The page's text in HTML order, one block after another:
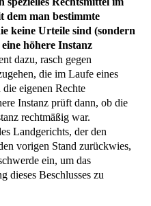
dem man bestimmte
keine Urteile sind (sondern
höhere Instanz
dazu, rasch gegen
die im Laufe eines
eigenen Rechte
Instanz prüft dann, ob die
rechtmäßig war.
Landgerichts, der den
vorigen Stand zurückwies,
ein, um das
dieses Beschlusses zu